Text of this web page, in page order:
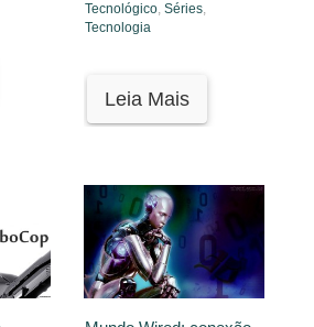
Tecnológico, Séries,
Tecnologia
Leia Mais